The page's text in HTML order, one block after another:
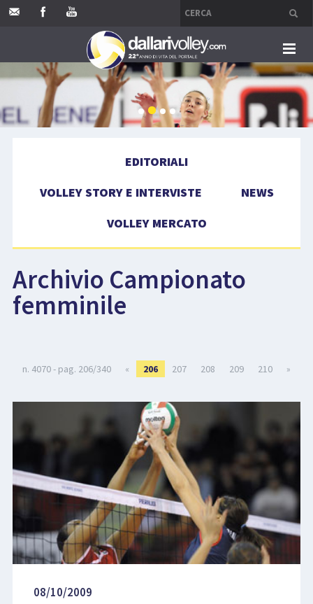
HOME
COMPETIZIONI
EDITORIALI
VOLLEY STORY E INTERVISTE
NEWS
VOLLEY MERCATO
Archivio Campionato
femminile
n. 4070 - pag. 206/340 « 206 207 208 209 210 »
08/10/2009